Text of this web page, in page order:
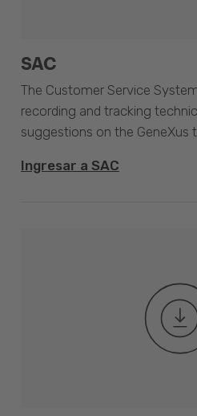
SAC
The Customer Service
recording and tracking
suggestions on the GeneXus
Ingresar a SAC